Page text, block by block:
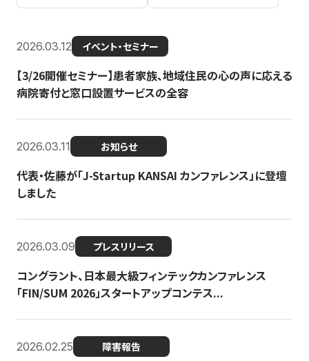
2026.03.12 イベント・セミナー
【3/26開催セミナー】患者家族、地域住民の心の声に応える
病院寄付と窓口設置サービスの全容
2026.03.11 お知らせ
代表・佐藤が「J-Startup KANSAI カンファレンス」に登壇
しました
2026.03.09 プレスリリース
コングラント、日本最大級フィンテックカンファレンス
「FIN/SUM 2026」スタートアップコンテス...
2026.02.25 障害報告